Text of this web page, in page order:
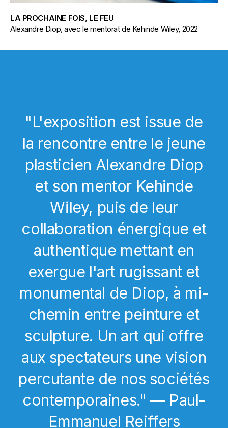
LA PROCHAINE FOIS, LE FEU
Alexandre Diop, avec le mentorat de Kehinde Wiley, 2022
"L'exposition est issue de
la rencontre entre le jeune
plasticien Alexandre Diop
et son mentor Kehinde
Wiley, puis de leur
collaboration énergique et
authentique mettant en
exergue l'art rugissant et
monumental de Diop, à mi-
chemin entre peinture et
sculpture. Un art qui offre
aux spectateurs une vision
percutante de nos sociétés
contemporaines." — Paul-
Emmanuel Reiffers